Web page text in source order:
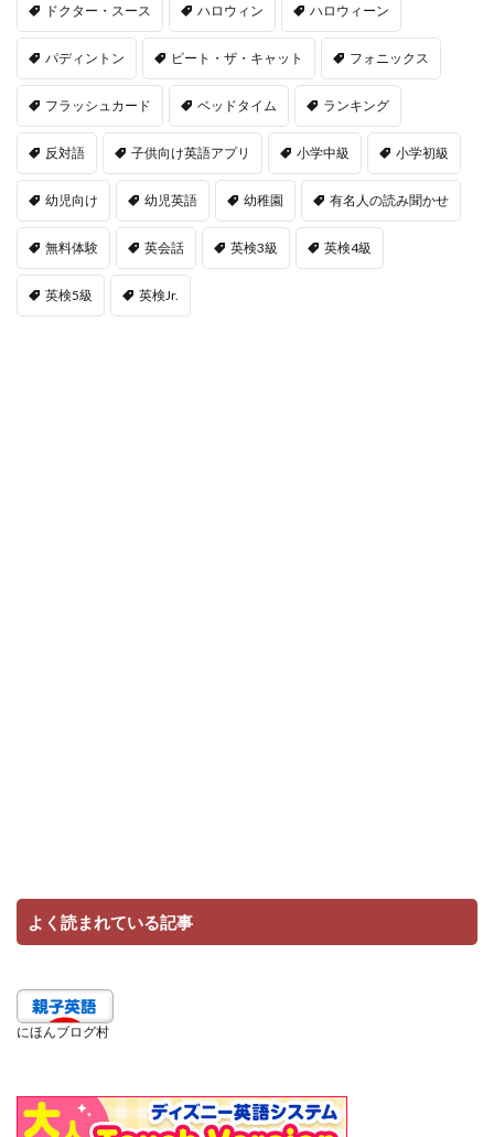
ドクター・スース ハロウィン ハロウィーン
パディントン ピート・ザ・キャット フォニックス
フラッシュカード ベッドタイム ランキング
反対語 子供向け英語アプリ 小学中級 小学初級
幼児向け 幼児英語 幼稚園 有名人の読み聞かせ
無料体験 英会話 英検3級 英検4級
英検5級 英検Jr.
よく読まれている記事
にほんブログ村